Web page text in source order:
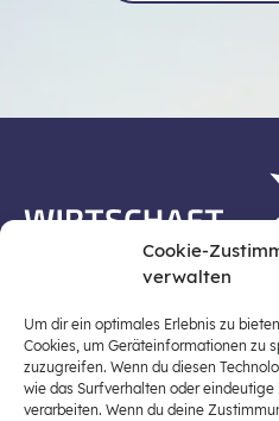
Cookie-
verwalten
Um dir ein optimales Erlebnis zu
Cookies, um Geräteinformationen zu
zuzugreifen. Wenn du diesen
wie das Surfverhalten oder
verarbeiten. Wenn du deine
Stiftung für
Plattform für die Stärkung
lebensweltbezogenen und
Wirtschaftsbildung in der